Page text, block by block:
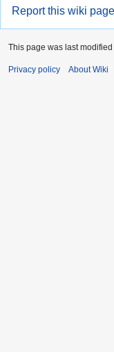
Report this wiki page
This page was last
Privacy policy About Wiki